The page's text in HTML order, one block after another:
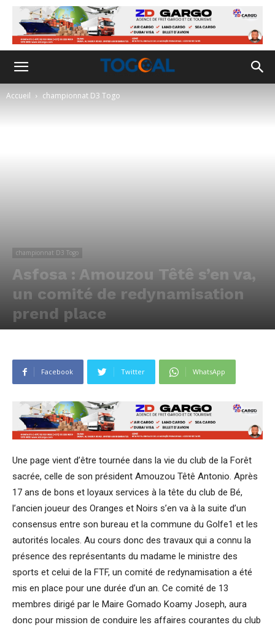
Accueil championnat D3 Togo
championnat D3 Togo
Asfosa : Amouzou Têtê s’en va,
un comité de redynamisation
prend place
Publié par Justin AGBEVO - 20 novembre 2021 434 0
Facebook Twitter WhatsApp
Une page vient d’être tournée dans la vie du club de la Forêt
sacrée, celle de son président Amouzou Têtê Antonio. Après
17 ans de bons et loyaux services à la tête du club de Bé,
l’ancien joueur des Oranges et Noirs s’en va à la suite d’un
consensus entre son bureau et la commune du Golfe1 et les
autorités locales. Au cours donc des travaux qui a connu la
présence des représentants du madame le ministre des
sports et celui de la FTF, un comité de redynamisation a été
mis en place pour une durée d’un an. Ce comité de 13
membres dirigé par le Maire Gomado Koamy Joseph, aura
donc pour mission de conduire les affaires courantes du club